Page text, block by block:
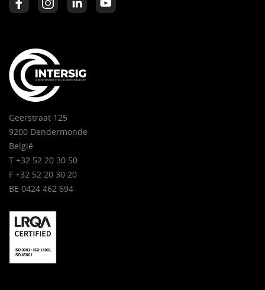
Geerstraat 125
9200 Dendermonde
België
T +32 52 20 30 50
F +32 52 20 30 20
BE 0424 462 694